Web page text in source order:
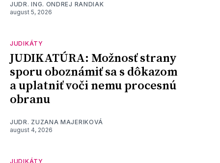
JUDR. ING. ONDREJ RANDIAK
august 5, 2026
JUDIKÁTY
JUDIKATÚRA: Možnosť strany
sporu oboznámiť sa s dôkazom
a uplatniť voči nemu procesnú
obranu
JUDR. ZUZANA MAJERIKOVÁ
august 4, 2026
JUDIKÁTY